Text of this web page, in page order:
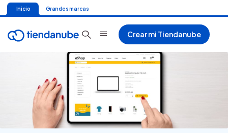
Inicio Grandes marcas
Crear mi Tiendanube